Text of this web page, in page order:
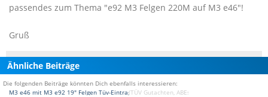
passendes zum Thema "e92 M3 Felgen 220M auf M3 e46"!
Gruß
Ähnliche Beiträge
Die folgenden Beiträge könnten Dich ebenfalls interessieren:
M3 e46 mit M3 e92 19" Felgen Tüv-Eintragung(TÜV Gutachten, ABEs und Fragen zu